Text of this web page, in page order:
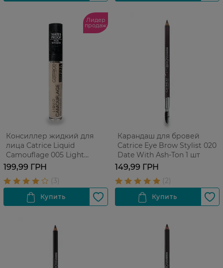
Лидер
продаж
Консиллер жидкий для
лица Catrice Liquid
Camouflage 005 Light
Natural 5 мл
199,99 ГРН
Карандаш для бровей
Catrice Eye Brow Stylist 020
Date With Ash-Ton 1 шт
149,99 ГРН